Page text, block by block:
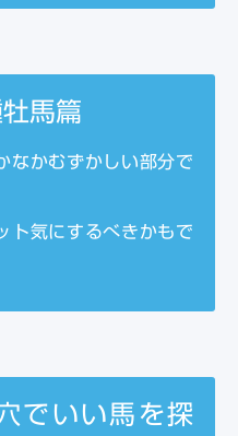
馬篇
なかむずかしい部分で
ト気にするべきかもで
いい馬を探